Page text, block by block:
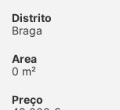
Distrito
Braga
Area
0 m²
Preço